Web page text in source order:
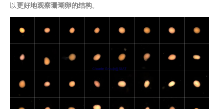
以更好地观察珊瑚卵的结构。